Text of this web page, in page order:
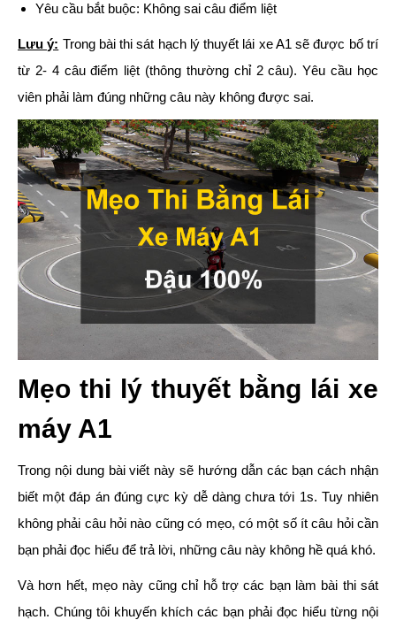
Yêu cầu bắt buộc: Không sai câu điểm liệt
Lưu ý: Trong bài thi sát hạch lý thuyết lái xe A1 sẽ được bố trí
từ 2- 4 câu điểm liệt (thông thường chỉ 2 câu). Yêu cầu học
viên phải làm đúng những câu này không được sai.
Mẹo thi lý thuyết bằng lái xe
máy A1
Trong nội dung bài viết này sẽ hướng dẫn các bạn cách nhận
biết một đáp án đúng cực kỳ dễ dàng chưa tới 1s. Tuy nhiên
không phải câu hỏi nào cũng có mẹo, có một số ít câu hỏi cần
bạn phải đọc hiểu để trả lời, những câu này không hề quá khó.
Và hơn hết, mẹo này cũng chỉ hỗ trợ các bạn làm bài thi sát
hạch. Chúng tôi khuyến khích các bạn phải đọc hiểu từng nội